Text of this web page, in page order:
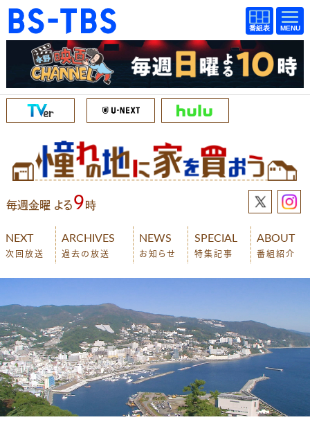
BS-TBS
番組
表
BS-TBS
番組
表
ドラマ 映画
紀行 報道
教養 スポーツ
音楽 エンタメ
アニメ ファンクラブ
視聴方法 4K放送
公式SNS プレゼント
ご意見・ご感想 会社情報
毎週金曜 よる9時
NEXT
次回放送
ARCHIVES
過去の放送
NEWS
お知らせ
SPECIAL
特集記事
ABOUT
番組紹介